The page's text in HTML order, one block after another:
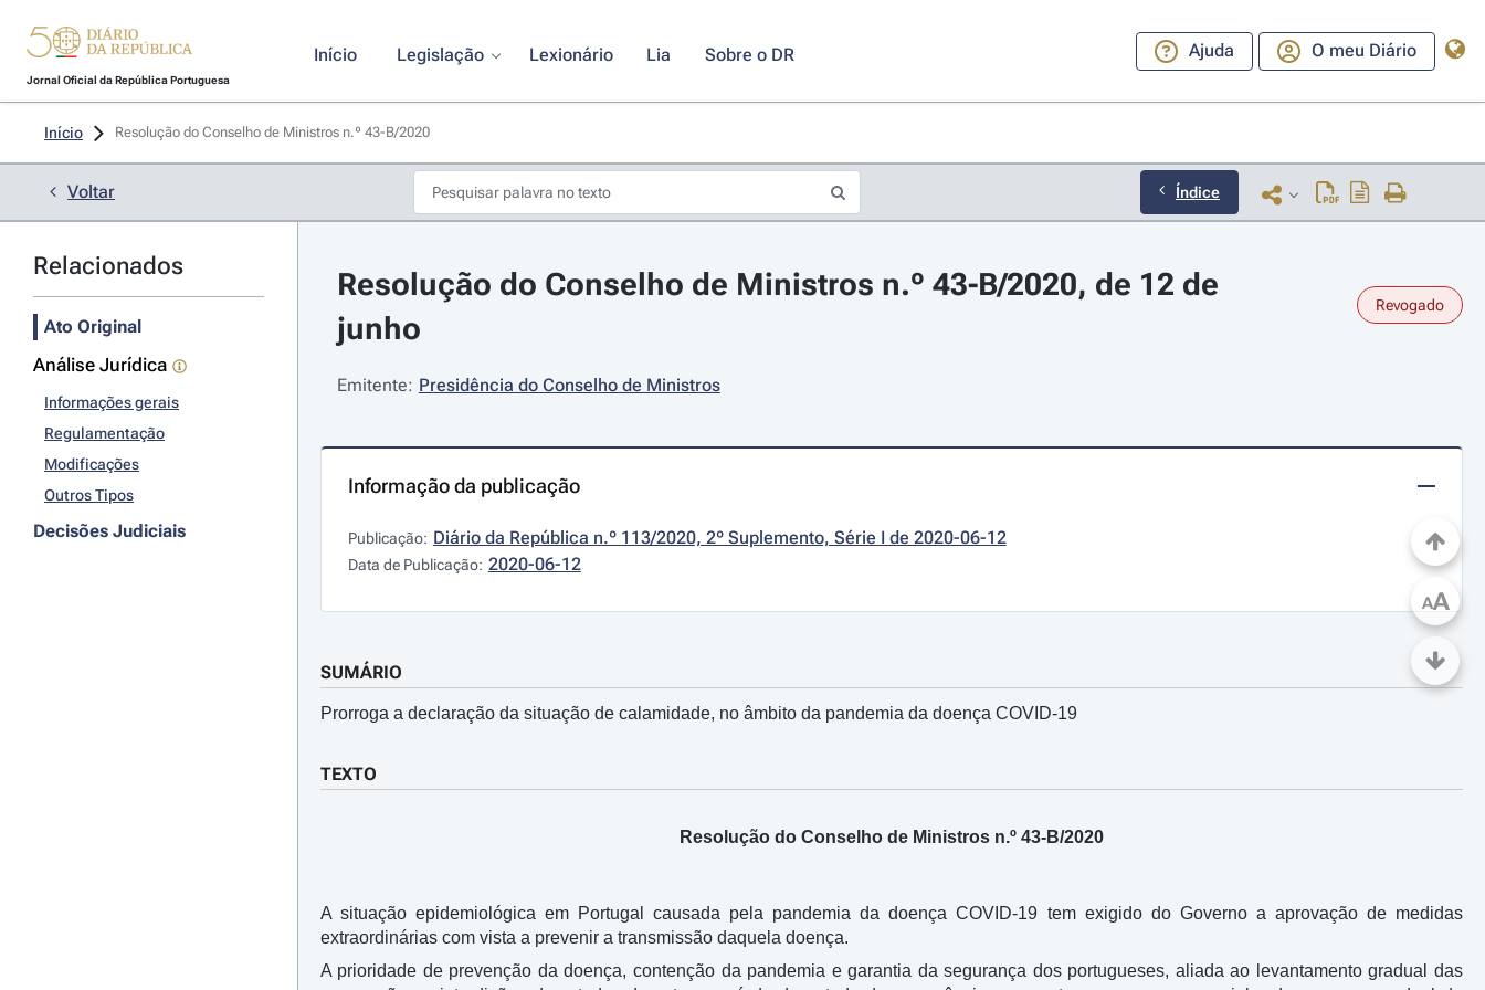
Jornal Oficial da República Portuguesa
Início Legislação Lexionário Lia Sobre o DR Ajuda O meu Diário
Início Resolução do Conselho de Ministros n.º 43-B/2020
Voltar Índice
Relacionados
Ato Original
Análise Jurídica
Informações gerais
Regulamentação
Modificações
Outros Tipos
Decisões Judiciais
Resolução do Conselho de Ministros n.º 43-B/2020, de 12 de
junho
Revogado
Emitente: Presidência do Conselho de Ministros
Informação da publicação
Publicação: Diário da República n.º 113/2020, 2º Suplemento, Série I de 2020-06-12
Data de Publicação: 2020-06-12
SUMÁRIO
Prorroga a declaração da situação de calamidade, no âmbito da pandemia da doença COVID-19
TEXTO
Resolução do Conselho de Ministros n.º 43-B/2020
A situação epidemiológica em Portugal causada pela pandemia da doença COVID-19 tem exigido do Governo a aprovação de medidas
extraordinárias com vista a prevenir a transmissão daquela doença.
A prioridade de prevenção da doença, contenção da pandemia e garantia da segurança dos portugueses, aliada ao levantamento gradual das
AA